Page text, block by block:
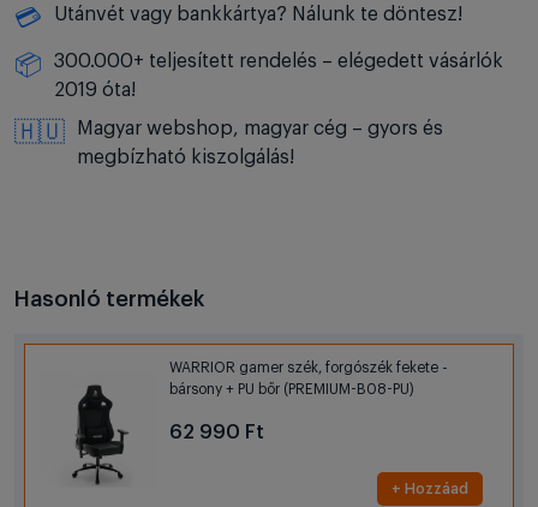
💳 Utánvét vagy bankkártya? Nálunk te döntesz!
📦
300.000+ teljesített rendelés – elégedett vásárlók
2019 óta!
🇭🇺
Magyar webshop, magyar cég – gyors és
megbízható kiszolgálás!
Hasonló termékek
WARRIOR gamer szék, forgószék fekete -
bársony + PU bőr (PREMIUM-B08-PU)
62 990 Ft
+ Hozzáad